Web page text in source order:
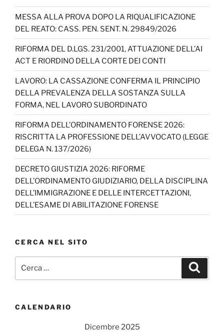
b
o
o
k
a
m
k dI
n
u
b
e
C
h
a
n
n
el
MESSA ALLA PROVA DOPO LA RIQUALIFICAZIONE
DEL REATO: CASS. PEN. SENT. N. 29849/2026
RIFORMA DEL D.LGS. 231/2001, ATTUAZIONE DELL’AI
ACT E RIORDINO DELLA CORTE DEI CONTI
LAVORO: LA CASSAZIONE CONFERMA IL PRINCIPIO
DELLA PREVALENZA DELLA SOSTANZA SULLA
FORMA, NEL LAVORO SUBORDINATO
RIFORMA DELL’ORDINAMENTO FORENSE 2026:
RISCRITTA LA PROFESSIONE DELL’AVVOCATO (LEGGE
DELEGA N. 137/2026)
DECRETO GIUSTIZIA 2026: RIFORME
DELL’ORDINAMENTO GIUDIZIARIO, DELLA DISCIPLINA
DELL’IMMIGRAZIONE E DELLE INTERCETTAZIONI,
DELL’ESAME DI ABILITAZIONE FORENSE
CERCA NEL SITO
CALENDARIO
Dicembre 2025